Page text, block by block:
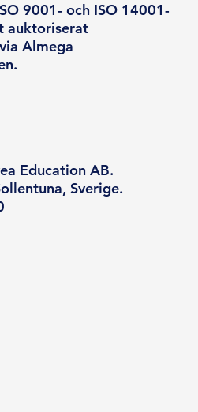
9001- och ISO 14001-
auktoriserat
Almega
Education AB.
Sverige.